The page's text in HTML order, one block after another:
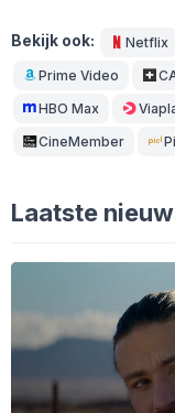
Bekijk ook: Netflix
Prime Video
HBO Max
CineMember
Laatste